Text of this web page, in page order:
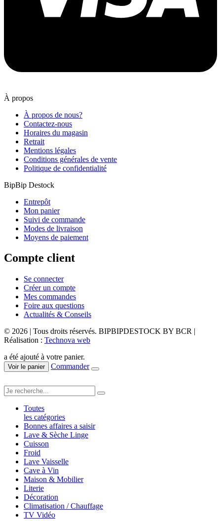
À propos
À propos de nous?
Contactez-nous
Horaires du magasin
Retrait
Mentions légales
Conditions générales de vente
Politique de confidentialité
BipBip Destock
Entrepôt
Mon panier
Suivi de commande
Modes de livraison
Moyens de paiement
Compte client
Se connecter
Créer un compte
Mes commandes
Foire aux questions
Actualités & Conseils
© 2026 | Tous droits réservés. BIPBIPDESTOCK BY BCR |
Réalisation : Technova web
a été ajouté à votre panier.
Voir le panier Commander
Toutes
les catégories
Bonnes affaires a saisir
Lave & Sèche Linge
Cuisson
Froid
Lave Vaisselle
Cave à Vin
Maison & Mobilier
Literie
Décoration
Climatisation / Chauffage
TV Vidéo